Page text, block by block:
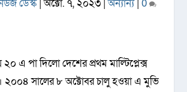
ডেস্ক|অক্টো. ৭, ২০২৩ |অন্যান্য| 0
এ পা দিলো দেশের প্রথম মাল্টিপ্লেক্স
২০০৪ সালের ৮ অক্টোবর চালু হওয়া এ মুভি